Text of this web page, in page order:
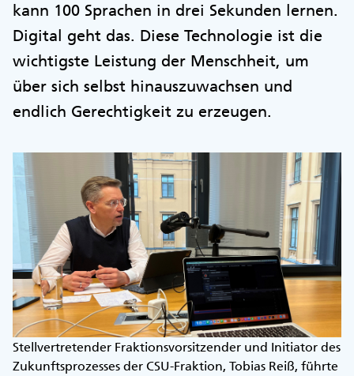
kann 100 Sprachen in drei Sekunden lernen.
Digital geht das. Diese Technologie ist die
wichtigste Leistung der Menschheit, um
über sich selbst hinauszuwachsen und
endlich Gerechtigkeit zu erzeugen.
Stellvertretender Fraktionsvorsitzender und Initiator des
Zukunftsprozesses der CSU-Fraktion, Tobias Reiß, führte